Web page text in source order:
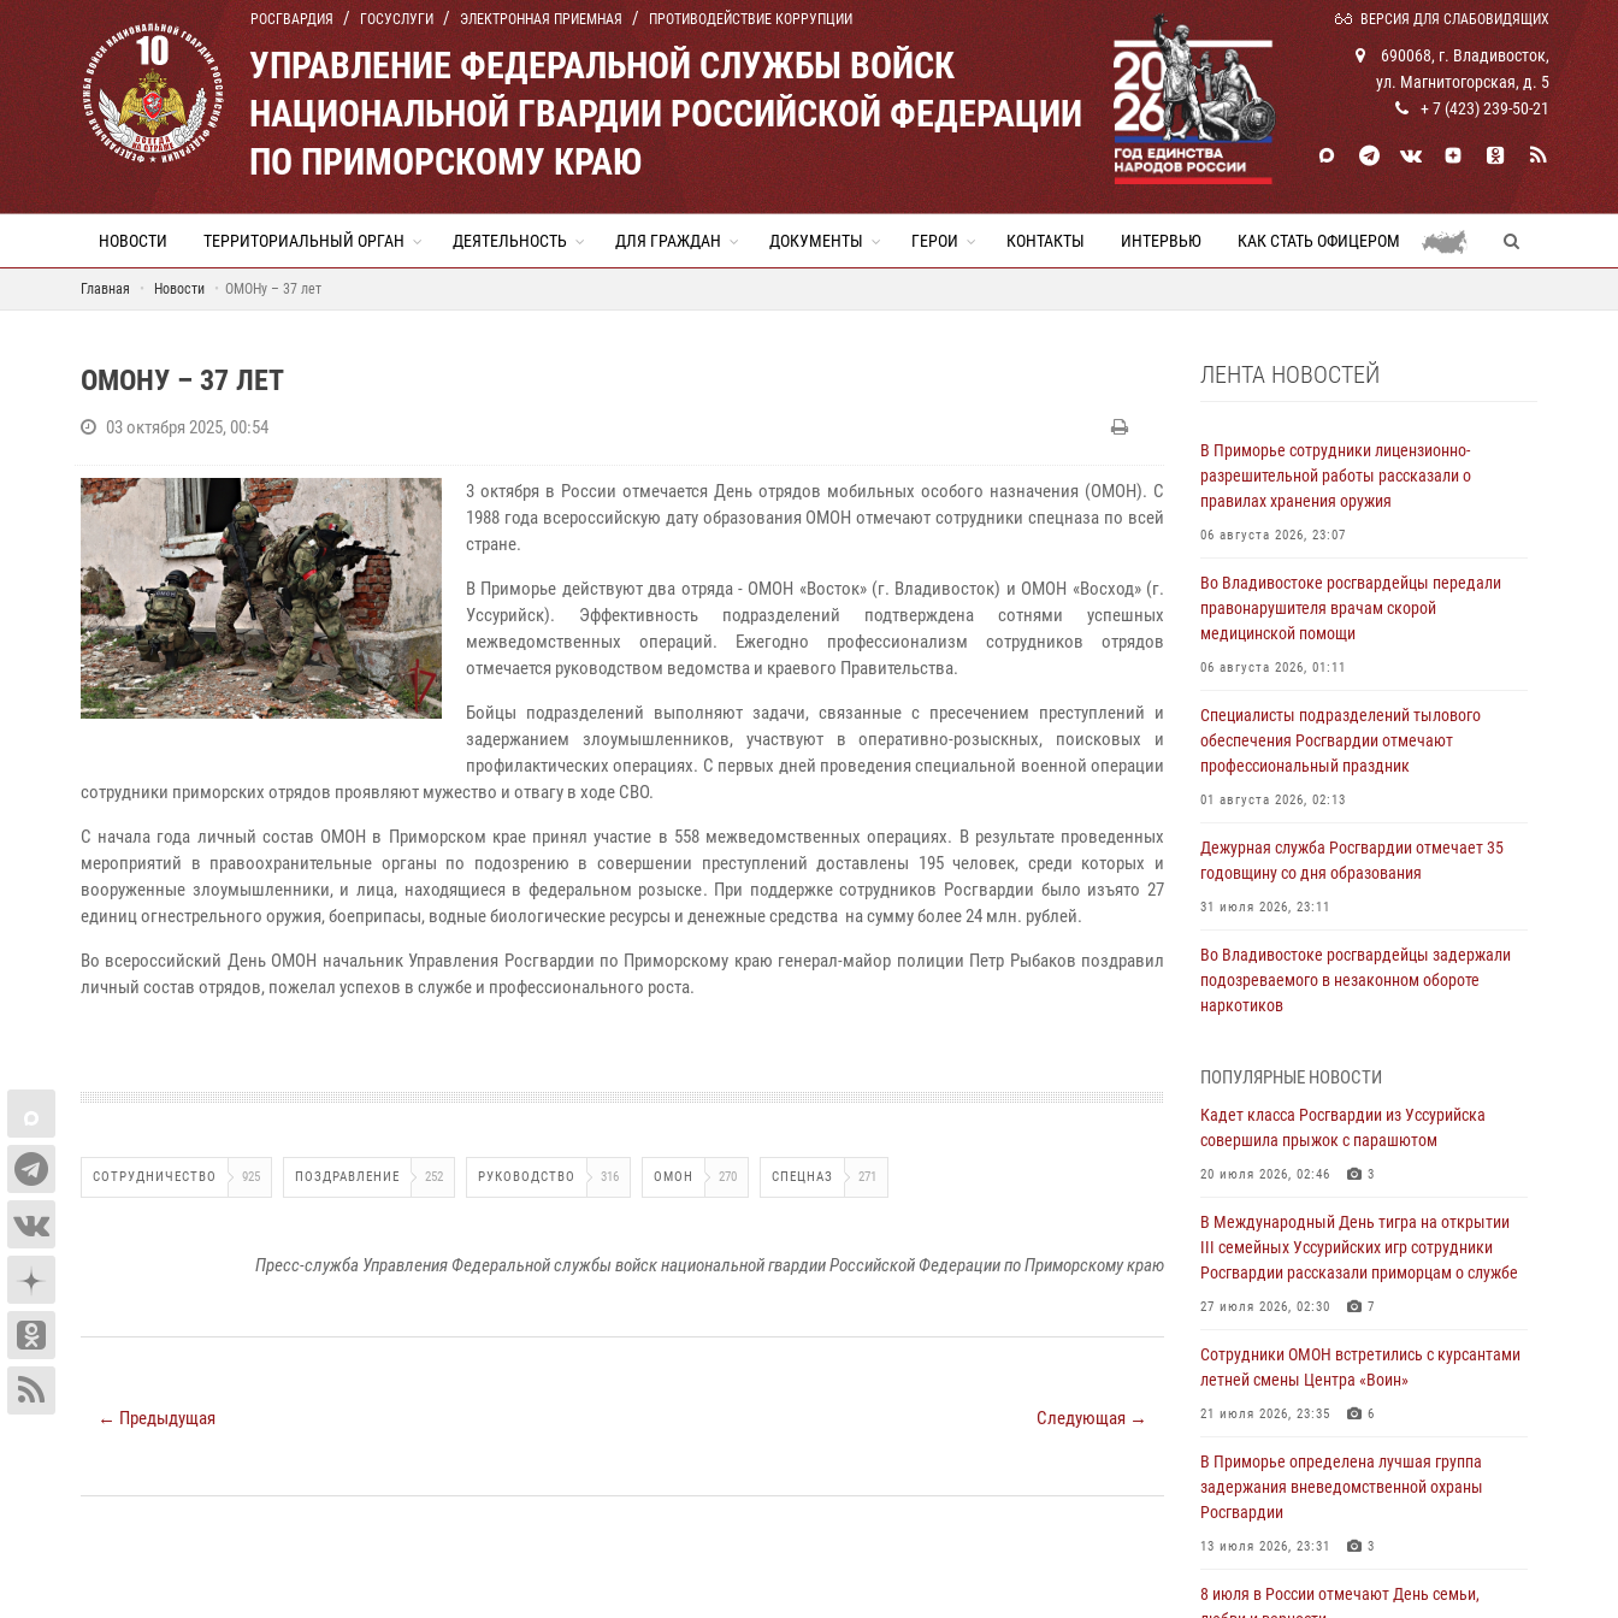
РОСГВАРДИЯ ГОСУСЛУГИ ЭЛЕКТРОННАЯ ПРИЕМНАЯ ПРОТИВОДЕЙСТВИЕ КОРРУПЦИИ ВЕРСИЯ ДЛЯ СЛАБОВИДЯЩИХ
УПРАВЛЕНИЕ ФЕДЕРАЛЬНОЙ СЛУЖБЫ ВОЙСК
НАЦИОНАЛЬНОЙ ГВАРДИИ РОССИЙСКОЙ ФЕДЕРАЦИИ
ПО ПРИМОРСКОМУ КРАЮ
690068, г. Владивосток,
ул. Магнитогорская, д. 5
+ 7 (423) 239-50-21
НОВОСТИ ТЕРРИТОРИАЛЬНЫЙ ОРГАН ДЕЯТЕЛЬНОСТЬ ДЛЯ ГРАЖДАН ДОКУМЕНТЫ ГЕРОИ КОНТАКТЫ ИНТЕРВЬЮ КАК СТАТЬ ОФИЦЕРОМ
Главная Новости ОМОНу – 37 лет
ОМОНУ – 37 ЛЕТ
03 октября 2025, 00:54
3 октября в России отмечается День отрядов мобильных особого назначения (ОМОН). С
1988 года всероссийскую дату образования ОМОН отмечают сотрудники спецназа по всей
стране.
В Приморье действуют два отряда - ОМОН «Восток» (г. Владивосток) и ОМОН «Восход» (г.
Уссурийск). Эффективность подразделений подтверждена сотнями успешных
межведомственных операций. Ежегодно профессионализм сотрудников отрядов
отмечается руководством ведомства и краевого Правительства.
Бойцы подразделений выполняют задачи, связанные с пресечением преступлений и
задержанием злоумышленников, участвуют в оперативно-розыскных, поисковых и
профилактических операциях. С первых дней проведения специальной военной операции
сотрудники приморских отрядов проявляют мужество и отвагу в ходе СВО.
С начала года личный состав ОМОН в Приморском крае принял участие в 558 межведомственных операциях. В результате проведенных
мероприятий в правоохранительные органы по подозрению в совершении преступлений доставлены 195 человек, среди которых и
вооруженные злоумышленники, и лица, находящиеся в федеральном розыске. При поддержке сотрудников Росгвардии было изъято 27
единиц огнестрельного оружия, боеприпасы, водные биологические ресурсы и денежные средства на сумму более 24 млн. рублей.
Во всероссийский День ОМОН начальник Управления Росгвардии по Приморскому краю генерал-майор полиции Петр Рыбаков поздравил
личный состав отрядов, пожелал успехов в службе и профессионального роста.
СОТРУДНИЧЕСТВО 925 ПОЗДРАВЛЕНИЕ 252 РУКОВОДСТВО 316 ОМОН 270 СПЕЦНАЗ 271
Пресс-служба Управления Федеральной службы войск национальной гвардии Российской Федерации по Приморскому краю
← Предыдущая Следующая →
ЛЕНТА НОВОСТЕЙ
В Приморье сотрудники лицензионно-
разрешительной работы рассказали о
правилах хранения оружия
06 августа 2026, 23:07
Во Владивостоке росгвардейцы передали
правонарушителя врачам скорой
медицинской помощи
06 августа 2026, 01:11
Специалисты подразделений тылового
обеспечения Росгвардии отмечают
профессиональный праздник
01 августа 2026, 02:13
Дежурная служба Росгвардии отмечает 35
годовщину со дня образования
31 июля 2026, 23:11
Во Владивостоке росгвардейцы задержали
подозреваемого в незаконном обороте
наркотиков
Вопрос противодействия незаконному
обороту оружия рассмотрели на заседании
антитеррористической комиссии
Во Владивостоке во дворе жилого дома
сотрудники вневедомственной охраны
обнаружили запрещенные растения
В День Крещения Руси в Князь-
Владимирском храме – Главном храме
с крестным ходом
28 июля 2026, 10:29 3
Росгвардейцы в Приморье приняли участие в
28 июля 2026, 05:39 3
ПОПУЛЯРНЫЕ НОВОСТИ
Кадет класса Росгвардии из Уссурийска
совершила прыжок с парашютом
20 июля 2026, 02:46 3
В Международный День тигра на открытии
III семейных Уссурийских игр сотрудники
Росгвардии рассказали приморцам о службе
27 июля 2026, 02:30 7
Сотрудники ОМОН встретились с курсантами
летней смены Центра «Воин»
21 июля 2026, 23:35 6
В Приморье определена лучшая группа
задержания вневедомственной охраны
Росгвардии
13 июля 2026, 23:31 3
8 июля в России отмечают День семьи,